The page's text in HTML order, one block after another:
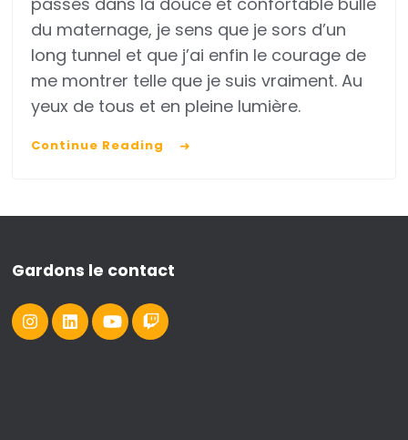
du maternage, je sens que je sors d’un
long tunnel et que j’ai enfin le courage de
me montrer telle que je suis vraiment. Au
yeux de tous et en pleine lumière.
Continue Reading
Gardons le contact